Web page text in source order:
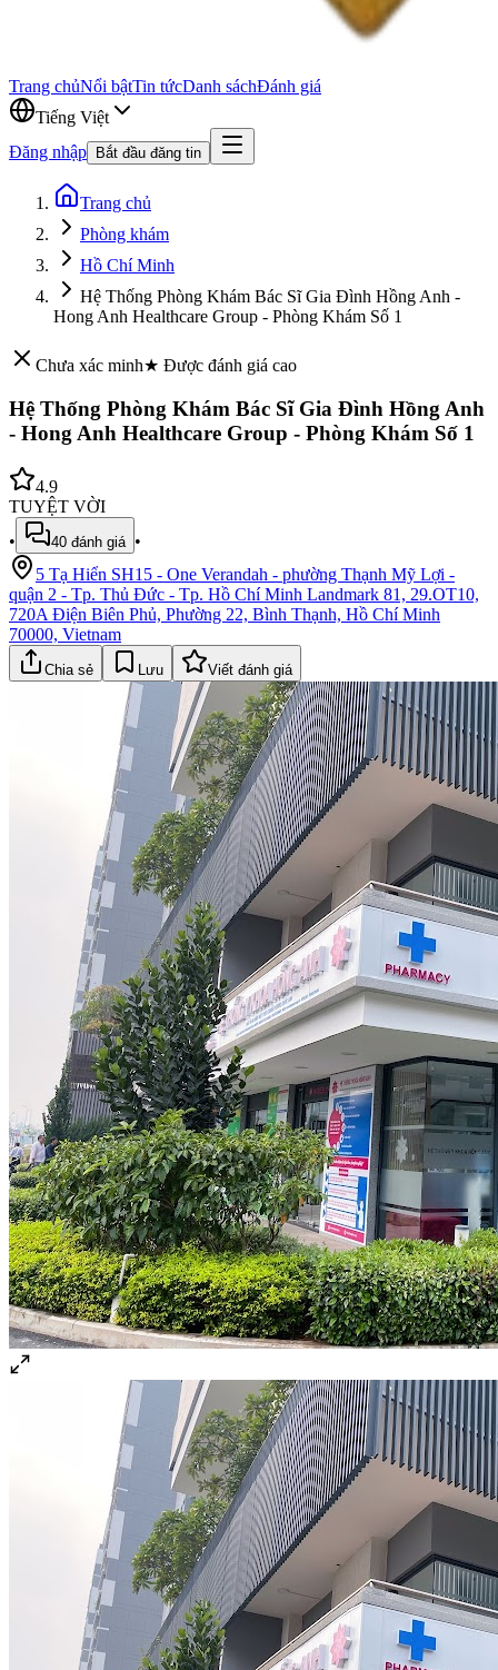
Trang chủNổi bậtTin tứcDanh sáchĐánh giá
Tiếng Việt
Đăng nhập
Bắt đầu đăng tin
Trang chủ
Phòng khám
Hồ Chí Minh
Hệ Thống Phòng Khám Bác Sĩ Gia Đình Hồng Anh -
Hong Anh Healthcare Group - Phòng Khám Số 1
Chưa xác minh★ Được đánh giá cao
Hệ Thống Phòng Khám Bác Sĩ Gia Đình Hồng Anh
- Hong Anh Healthcare Group - Phòng Khám Số 1
4.9
TUYỆT VỜI
•
40 đánh giá •
5 Tạ Hiển SH15 - One Verandah - phường Thạnh Mỹ Lợi -
quận 2 - Tp. Thủ Đức - Tp. Hồ Chí Minh Landmark 81, 29.OT10,
720A Điện Biên Phủ, Phường 22, Bình Thạnh, Hồ Chí Minh
70000, Vietnam
Chia sẻ Lưu Viết đánh giá